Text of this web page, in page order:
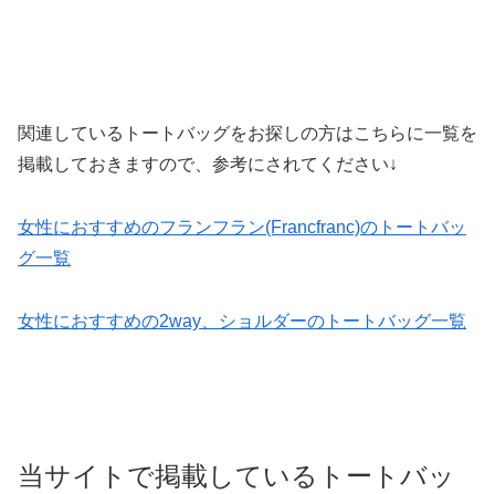
関連しているトートバッグをお探しの方はこちらに一覧を
掲載しておきますので、参考にされてください↓
女性におすすめのフランフラン(Francfranc)のトートバッ
グ一覧
女性におすすめの2way、ショルダーのトートバッグ一覧
当サイトで掲載しているトートバッ